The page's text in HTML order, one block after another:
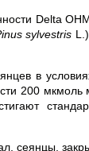
Delta
sylvestris
в
200 мкмоль
сеянцы,